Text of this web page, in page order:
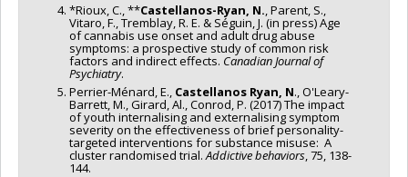
*Rioux, C., **Castellanos-Ryan, N. , Parent, S.,
Vitaro, F., Tremblay, R. E. & Séguin, J. (in press) Age
of cannabis use onset and adult drug abuse
symptoms: a prospective study of common risk
factors and indirect effects. Canadian Journal of
Psychiatry.
Perrier-Ménard, E., Castellanos Ryan, N., O'Leary-
Barrett, M., Girard, Al., Conrod, P. (2017) The impact
of youth internalising and externalising symptom
severity on the effectiveness of brief personality-
targeted interventions for substance misuse: A
cluster randomised trial.Addictive behaviors, 75, 138-
144.